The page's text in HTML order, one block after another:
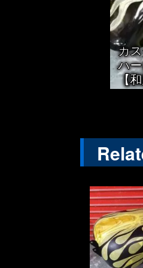
カ
ハ
【